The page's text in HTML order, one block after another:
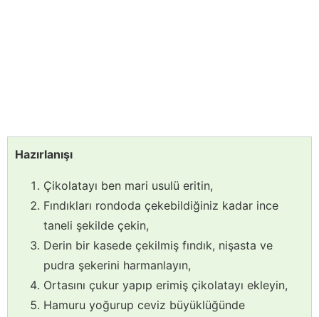
Hazırlanışı
Çikolatayı ben mari usulü eritin,
Fındıkları rondoda çekebildiğiniz kadar ince
taneli şekilde çekin,
Derin bir kasede çekilmiş fındık, nişasta ve
pudra şekerini harmanlayın,
Ortasını çukur yapıp erimiş çikolatayı ekleyin,
Hamuru yoğurup ceviz büyüklüğünde